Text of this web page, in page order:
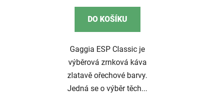
DO KOŠÍKU
Gaggia ESP Classic je
výběrová zrnková káva
zlatavě ořechové barvy.
Jedná se o výběr těch...